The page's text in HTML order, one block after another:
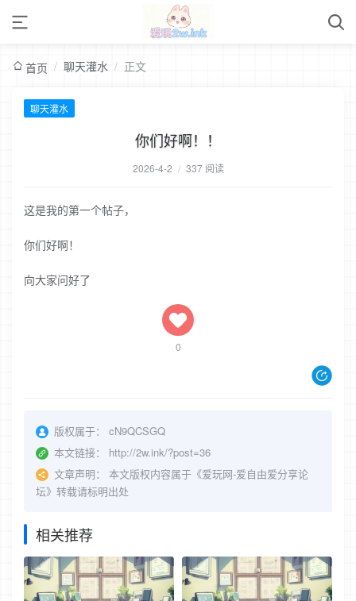
首页 / 聊天灌水 / 正文
聊天灌水
你们好啊！！
2026-4-2 / 337 阅读
这是我的第一个帖子，
你们好啊！
向大家问好了
0
版权属于：
cN9QCSGQ
本文链接：
http://2w.ink/?post=36
文章声明：
本文版权内容属于《爱玩网-爱自由爱分享论
坛》转载请标明出处
相关推荐